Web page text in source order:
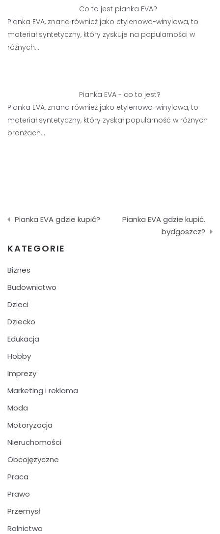
Co to jest pianka EVA?
Pianka EVA, znana również jako etylenowo-winylowa, to
materiał syntetyczny, który zyskuje na popularności w
różnych…
Pianka EVA - co to jest?
Pianka EVA, znana również jako etylenowo-winylowa, to
materiał syntetyczny, który zyskał popularność w różnych
branżach…
Nawigacja
Pianka EVA gdzie kupić?
Pianka EVA gdzie kupić.
bydgoszcz?
KATEGORIE
Biznes
Budownictwo
Dzieci
Dziecko
Edukacja
Hobby
Imprezy
Marketing i reklama
Moda
Motoryzacja
Nieruchomości
Obcojęzyczne
Praca
Prawo
Przemysł
Rolnictwo